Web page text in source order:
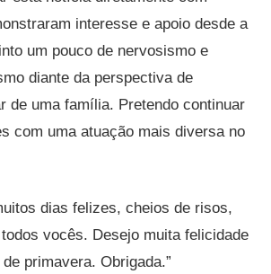
interesse e apoio desde a
um pouco de nervosismo e
diante da perspectiva de
de uma família. Pretendo continuar
com uma atuação mais diversa no
dias felizes, cheios de risos,
vocês. Desejo muita felicidade
primavera. Obrigada.”